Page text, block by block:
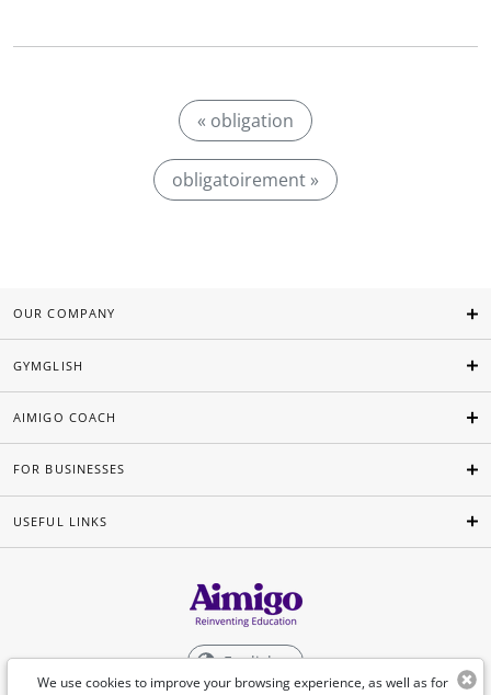
« obligation
obligatoirement »
We use cookies to improve your browsing experience, as well as for
OUR COMPANY
GYMGLISH
AIMIGO COACH
FOR BUSINESSES
USEFUL LINKS
English